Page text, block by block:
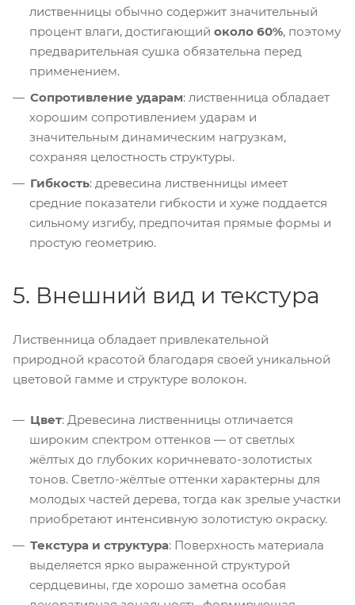
лиственницы обычно содержит значительный
процент влаги, достигающий около 60%, поэтому
предварительная сушка обязательна перед
применением.
Сопротивление ударам: лиственница обладает
хорошим сопротивлением ударам и
значительным динамическим нагрузкам,
сохраняя целостность структуры.
Гибкость: древесина лиственницы имеет
средние показатели гибкости и хуже поддается
сильному изгибу, предпочитая прямые формы и
простую геометрию.
5. Внешний вид и текстура
Лиственница обладает привлекательной
природной красотой благодаря своей уникальной
цветовой гамме и структуре волокон.
Цвет: Древесина лиственницы отличается
широким спектром оттенков — от светлых
жёлтых до глубоких коричневато-золотистых
тонов. Светло-жёлтые оттенки характерны для
молодых частей дерева, тогда как зрелые участки
приобретают интенсивную золотистую окраску.
Текстура и структура: Поверхность материала
выделяется ярко выраженной структурой
сердцевины, где хорошо заметна особая